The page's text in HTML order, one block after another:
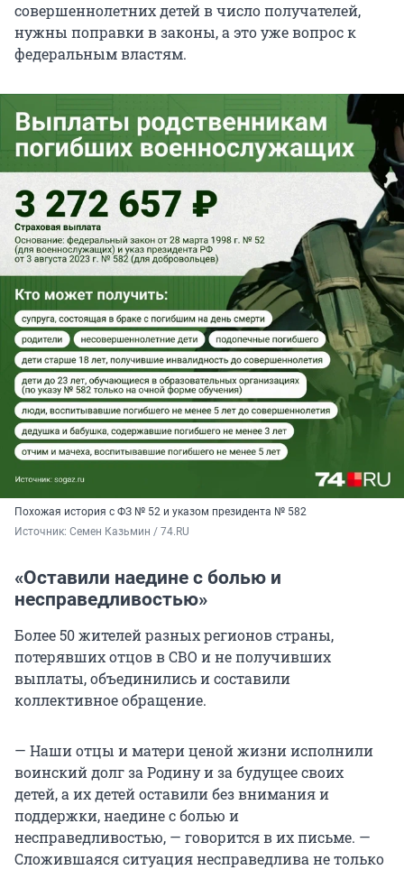
совершеннолетних детей в число получателей,
нужны поправки в законы, а это уже вопрос к
федеральным властям.
Похожая история с ФЗ № 52 и указом президента № 582
Источник: Семен Казьмин / 74.RU
«Оставили наедине с болью и
несправедливостью»
Более 50 жителей разных регионов страны,
потерявших отцов в СВО и не получивших
выплаты, объединились и составили
коллективное обращение.
— Наши отцы и матери ценой жизни исполнили
воинский долг за Родину и за будущее своих
детей, а их детей оставили без внимания и
поддержки, наедине с болью и
несправедливостью, — говорится в их письме. —
Сложившаяся ситуация несправедлива не только